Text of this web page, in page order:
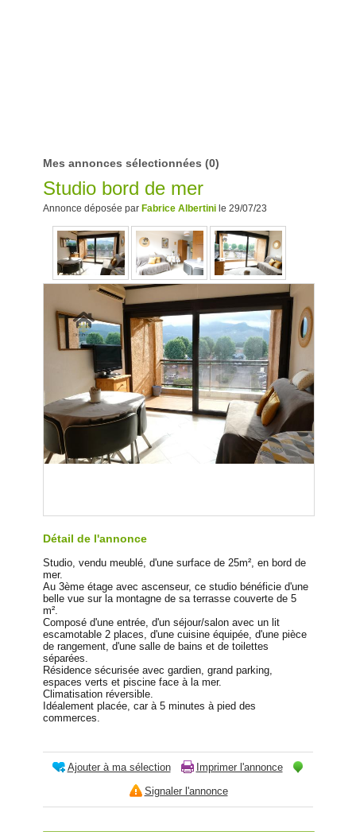
Mes annonces sélectionnées (0)
Studio bord de mer
Annonce déposée par Fabrice Albertini le 29/07/23
Détail de l'annonce
Studio, vendu meublé, d'une surface de 25m², en bord de
mer.
Au 3ème étage avec ascenseur, ce studio bénéficie d'une
belle vue sur la montagne de sa terrasse couverte de 5
m².
Composé d'une entrée, d'un séjour/salon avec un lit
escamotable 2 places, d'une cuisine équipée, d'une pièce
de rangement, d'une salle de bains et de toilettes
séparées.
Résidence sécurisée avec gardien, grand parking,
espaces verts et piscine face à la mer.
Climatisation réversible.
Idéalement placée, car à 5 minutes à pied des
commerces.
Ajouter à ma sélection
Imprimer l'annonce
Signaler l'annonce